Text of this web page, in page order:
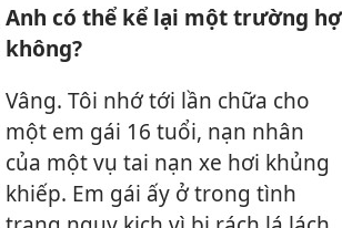
Anh có thể kể lại một trường
không?
Vâng. Tôi nhớ tới lần chữa cho
một em gái 16 tuổi, nạn nhân
của một vụ tai nạn xe hơi khủng
khiếp. Em gái ấy ở trong tình